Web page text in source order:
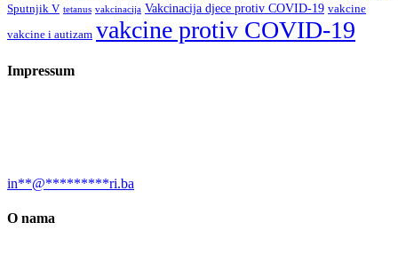
Sputnjik V tetanus vakcinacija Vakcinacija djece protiv COVID-19 vakcine
vakcine i autizam vakcine protiv COVID-19
Impressum
in**@*********ri.ba
O nama